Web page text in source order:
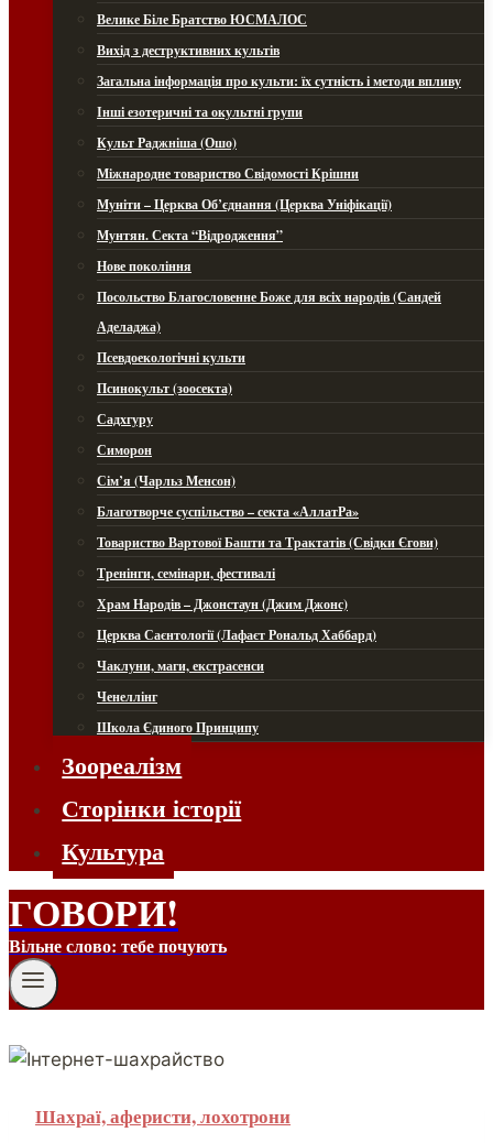
Велике Біле Братство ЮСМАЛОС
Вихід з деструктивних культів
Загальна інформація про культи: їх сутність і методи впливу
Інші езотеричні та окультні групи
Культ Раджніша (Ошо)
Міжнародне товариство Свідомості Крішни
Муніти – Церква Об’єднання (Церква Уніфікації)
Мунтян. Секта “Відродження”
Нове покоління
Посольство Благословенне Боже для всіх народів (Сандей
Аделаджа)
Псевдоекологічні культи
Псинокульт (зоосекта)
Садхгуру
Симорон
Сім’я (Чарльз Менсон)
Благотворче суспільство – секта «АллатРа»
Товариство Вартової Башти та Трактатів (Свідки Єгови)
Тренінги, семінари, фестивалі
Храм Народів – Джонстаун (Джим Джонс)
Церква Саєнтології (Лафаєт Рональд Хаббард)
Чаклуни, маги, екстрасенси
Ченеллінг
Школа Єдиного Принципу
Зоореалізм
Сторінки історії
Культура
ГОВОРИ!
Вільне слово: тебе почують
Шахраї, аферисти, лохотрони